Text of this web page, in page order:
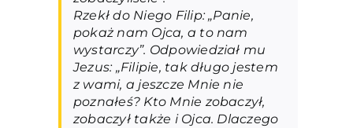
Rzekł do Niego Filip: „Panie,
pokaż nam Ojca, a to nam
wystarczy”. Odpowiedział mu
Jezus: „Filipie, tak długo jestem
z wami, a jeszcze Mnie nie
poznałeś? Kto Mnie zobaczył,
zobaczył także i Ojca. Dlaczego